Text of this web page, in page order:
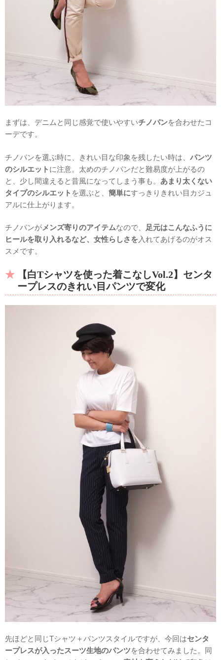
まずは、デニムと同じ感覚で使いやすいチノパンを合わせたコ
ーデです。
チノパンを選ぶ時に、きれい目な印象を残したい時は、 パンツ
のシルエット に注意。太めのチノパンだと難易度が上がるの
と、少し間違えると昔風になってしまう事も。 あまり太くない
タイプのシルエット を選ぶと、 簡単にすっきりきれい目カジュ
アルに仕上がります。
チノパンがメンズ寄りのアイテムなので、
足元はこんなふうに
ヒールを取り入れるなど、女性らしさを 入れてあげるのがオス
スメです。
【白Tシャツを使った着こなしVol.2】センタ
ープレスのきれい目パンツで変化
先ほどと同じTシャツ＋パンツスタイルですが、今回はセンタ
ープレスが入ったスーツ生地のパンツを合わせてみました。同